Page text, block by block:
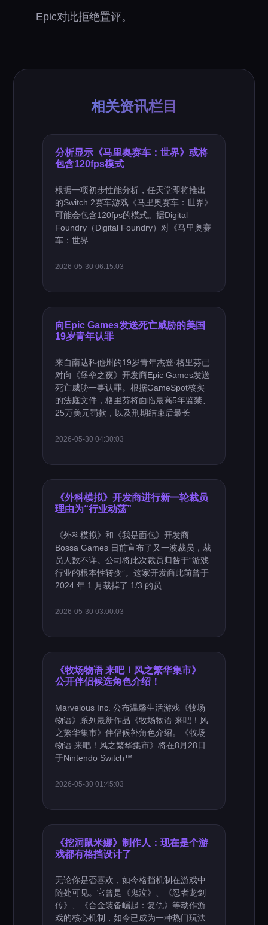
Epic对此拒绝置评。
相关资讯栏目
分析显示《马里奥赛车：世界》或将
包含120fps模式
根据一项初步性能分析，任天堂即将推出
的Switch 2赛车游戏《马里奥赛车：世界》
可能会包含120fps的模式。据Digital
Foundry（Digital Foundry）对《马里奥赛
车：世界
2026-05-30 06:15:03
向Epic Games发送死亡威胁的美国
19岁青年认罪
来自南达科他州的19岁青年杰登·格里芬已
对向《堡垒之夜》开发商Epic Games发送
死亡威胁一事认罪。根据GameSpot核实
的法庭文件，格里芬将面临最高5年监禁、
25万美元罚款，以及刑期结束后最长
2026-05-30 04:30:03
《外科模拟》开发商进行新一轮裁员
理由为“行业动荡”
《外科模拟》和《我是面包》开发商
Bossa Games 日前宣布了又一波裁员，裁
员人数不详。公司将此次裁员归咎于“游戏
行业的根本性转变”。这家开发商此前曾于
2024 年 1 月裁掉了 1/3 的员
2026-05-30 03:00:03
《牧场物语 来吧！风之繁华集市》
公开伴侣候选角色介绍！
Marvelous Inc. 公布温馨生活游戏《牧场
物语》系列最新作品《牧场物语 来吧！风
之繁华集市》伴侣候补角色介绍。《牧场
物语 来吧！风之繁华集市》将在8月28日
于Nintendo Switch™
2026-05-30 01:45:03
《挖洞鼠米娜》制作人：现在是个游
戏都有格挡设计了
无论你是否喜欢，如今格挡机制在游戏中
随处可见。它曾是《鬼泣》、《忍者龙剑
传》、《合金装备崛起：复仇》等动作游
戏的核心机制，如今已成为一种热门玩法